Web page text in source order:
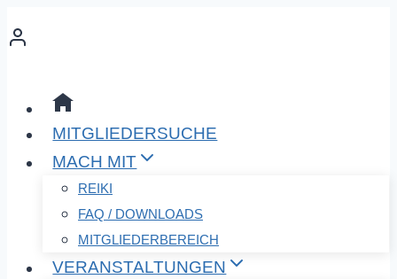
Inhalt
MITGLIEDERSUCHE
MACH MIT
REIKI
FAQ / DOWNLOADS
MITGLIEDERBEREICH
VERANSTALTUNGEN